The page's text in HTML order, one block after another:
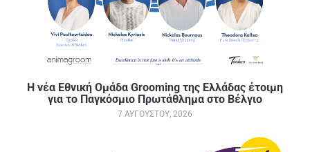
Η νέα Εθνική Ομάδα Grooming της Ελλάδας έτοιμη
για το Παγκόσμιο Πρωτάθλημα στο Βέλγιο
7 ΑΥΓΟΎΣΤΟΥ, 2026